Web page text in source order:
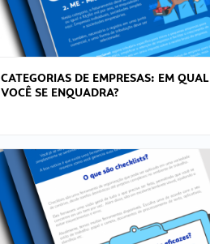
CATEGORIAS DE EMPRESAS: EM QUAL
VOCÊ SE ENQUADRA?